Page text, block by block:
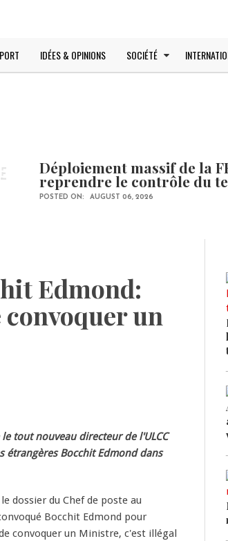
IDÉES & OPINIONS SOCIÉTÉ
Déploiement massif de la
reprendre le contrôle du
POSTED ON: AUGUST 06, 2026
Edmond:
convoquer un
tout nouveau directeur de l'ULCC
étrangères Bocchit Edmond dans
dossier du Chef de poste au
Bocchit Edmond pour
convoquer un Ministre, c'est illégal